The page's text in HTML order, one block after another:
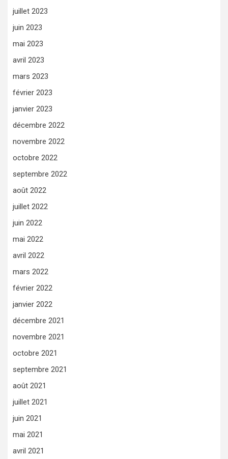
juillet 2023
juin 2023
mai 2023
avril 2023
mars 2023
février 2023
janvier 2023
décembre 2022
novembre 2022
octobre 2022
septembre 2022
août 2022
juillet 2022
juin 2022
mai 2022
avril 2022
mars 2022
février 2022
janvier 2022
décembre 2021
novembre 2021
octobre 2021
septembre 2021
août 2021
juillet 2021
juin 2021
mai 2021
avril 2021